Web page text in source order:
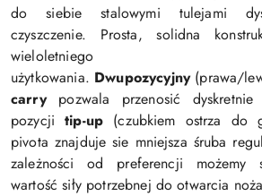
do siebie stalowymi tulejami
czyszczenie. Prosta, solidna
wieloletniego
użytkowania. Dwupozycyjny (prawa/
carry
pozwala przenosić
pozycji tip-up (czubkiem ostrza do
pivota znajduje sie mniejsza śruba
zależności od preferencji możemy
wartość siły potrzebnej do otwarcia